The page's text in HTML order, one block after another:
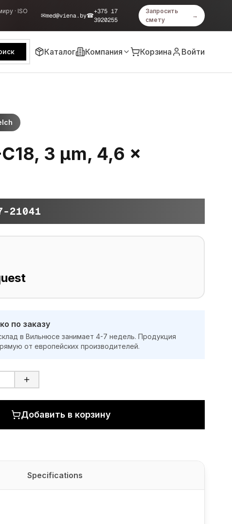
· ISO
✉med@viena.by☎
+375 17
3920255
Запросить
смету
→
Каталог Компания Корзина Войти
3 μm, 4,6 ×
21041
по заказу
в Вильнюсе занимает 4-7 недель. Продукция
от европейских производителей.
Добавить в корзину
Specifications